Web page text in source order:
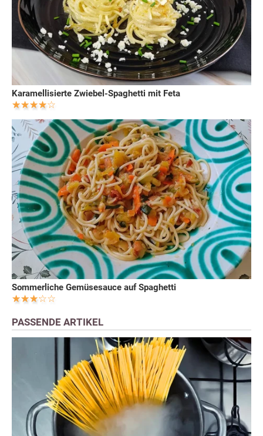
Karamellisierte Zwiebel-Spaghetti mit Feta
Sommerliche Gemüsesauce auf Spaghetti
PASSENDE ARTIKEL